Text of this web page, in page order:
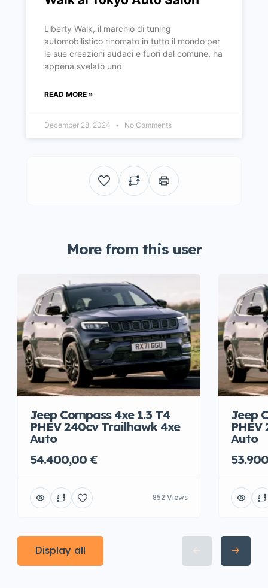
Liberty Walk, il marchio di tuning
automobilistico rinomato in tutto il mondo per
le sue creazioni audaci e fuori dal comune, ha
appena svelato uno
READ MORE »
December 28, 2024 No Comments
More from this user
Jeep Compass 4xe 1.3 T4
PHEV 240cv Trailhawk 4xe
Auto
54.400,00 €
852 Views
Jeep
Auto
Display all